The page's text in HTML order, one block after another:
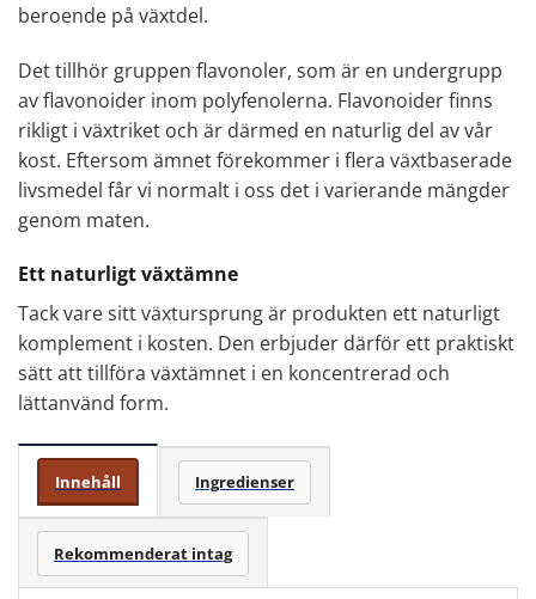
beroende på växtdel.
Det tillhör gruppen flavonoler, som är en undergrupp
av flavonoider inom polyfenolerna. Flavonoider finns
rikligt i växtriket och är därmed en naturlig del av vår
kost. Eftersom ämnet förekommer i flera växtbaserade
livsmedel får vi normalt i oss det i varierande mängder
genom maten.
Ett naturligt växtämne
Tack vare sitt växtursprung är produkten ett naturligt
komplement i kosten. Den erbjuder därför ett praktiskt
sätt att tillföra växtämnet i en koncentrerad och
lättanvänd form.
Innehåll Ingredienser
Rekommenderat intag